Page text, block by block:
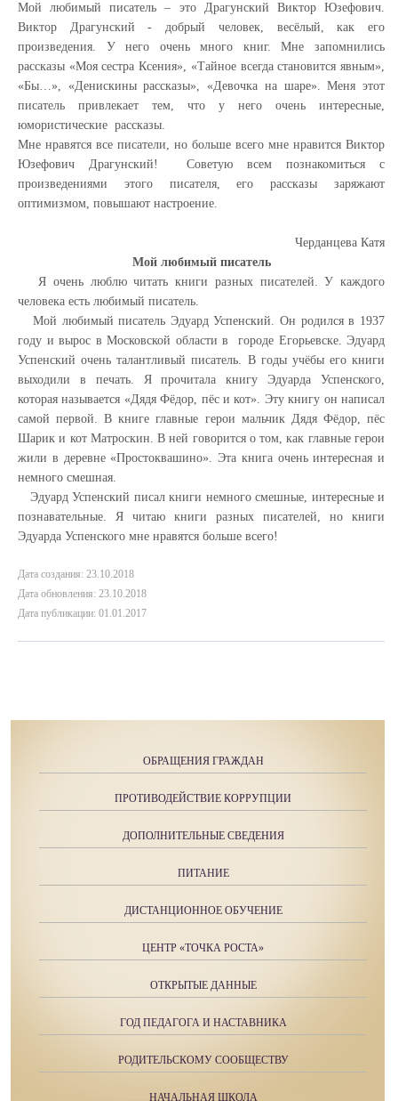
Мой любимый писатель – это Драгунский Виктор Юзефович.
Виктор Драгунский - добрый человек, весёлый, как его
произведения. У него очень много книг. Мне запомнились
рассказы «Моя сестра Ксения», «Тайное всегда становится явным»,
«Бы…», «Денискины рассказы», «Девочка на шаре». Меня этот
писатель привлекает тем, что у него очень интересные,
юмористические рассказы.
Мне нравятся все писатели, но больше всего мне нравится Виктор
Юзефович Драгунский!
Советую всем познакомиться с
произведениями этого писателя, его рассказы заряжают
оптимизмом, повышают настроение.
Черданцева Катя
Мой любимый писатель
Я очень люблю читать книги разных писателей. У каждого
человека есть любимый писатель.
Мой любимый писатель Эдуард Успенский. Он родился в 1937
году и вырос в Московской области в городе Егорьевске. Эдуард
Успенский очень талантливый писатель. В годы учёбы его книги
выходили в печать. Я прочитала книгу Эдуарда Успенского,
которая называется «Дядя Фёдор, пёс и кот». Эту книгу он написал
самой первой. В книге главные герои мальчик Дядя Фёдор, пёс
Шарик и кот Матроскин. В ней говорится о том, как главные герои
жили в деревне «Простоквашино». Эта книга очень интересная и
немного смешная.
Эдуард Успенский писал книги немного смешные, интересные и
познавательные. Я читаю книги разных писателей, но книги
Эдуарда Успенского мне нравятся больше всего!
Дата создания: 23.10.2018
Дата обновления: 23.10.2018
Дата публикации: 01.01.2017
ОБРАЩЕНИЯ ГРАЖДАН
ПРОТИВОДЕЙСТВИЕ КОРРУПЦИИ
ДОПОЛНИТЕЛЬНЫЕ СВЕДЕНИЯ
ПИТАНИЕ
ДИСТАНЦИОННОЕ ОБУЧЕНИЕ
ЦЕНТР «ТОЧКА РОСТА»
ОТКРЫТЫЕ ДАННЫЕ
ГОД ПЕДАГОГА И НАСТАВНИКА
РОДИТЕЛЬСКОМУ СООБЩЕСТВУ
НАЧАЛЬНАЯ ШКОЛА